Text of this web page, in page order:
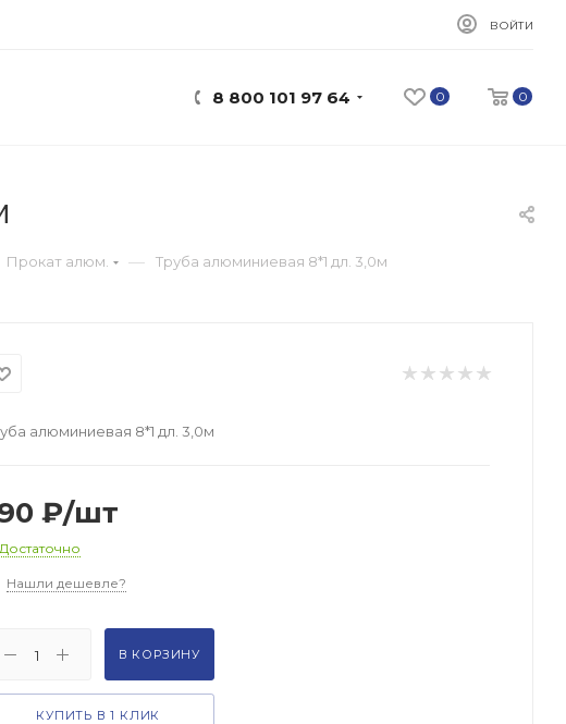
ВОЙТИ
0 0
8 800 101 97 64
Прокат алюм. — Труба алюминиевая 8*1 дл. 3,0м
алюминиевая 8*1 дл. 3,0м
₽/шт
Достаточно
Нашли дешевле?
В КОРЗИНУ
КУПИТЬ В 1 КЛИК